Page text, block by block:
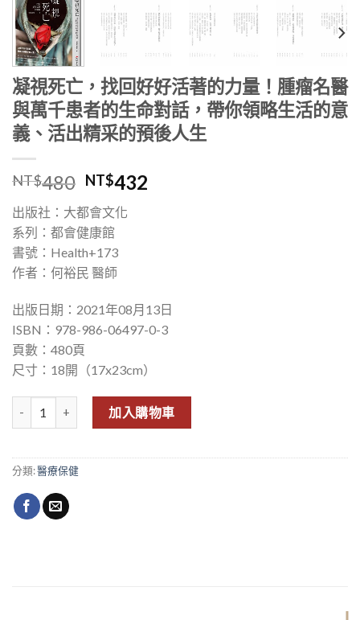
凝視死亡，找回好好活著的力量！腫瘤名醫
與萬千患者的生命對話，帶你領略生活的意
義、活出精采的預後人生
NT$480 NT$432
出版社：大都會文化
系列：都會健康館
書號：Health+173
作者：何裕民 醫師
出版日期：2021年08月13日
ISBN：978-986-06497-0-3
頁數：480頁
尺寸：18開（17x23cm）
凝視死亡，找回好好活著的力量！腫瘤名醫與萬千患者的生命對話，
加入購物車
分類:醫療保健